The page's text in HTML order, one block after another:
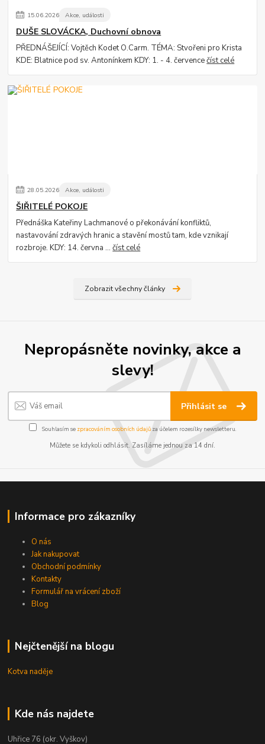
15.06.2026 Akce, události
DUŠE SLOVÁCKA, Duchovní obnova
PŘEDNÁŠEJÍCÍ: Vojtěch Kodet O.Carm. TÉMA: Stvořeni pro Krista
KDE: Blatnice pod sv. Antonínkem KDY: 1. - 4. červencečíst celé
28.05.2026 Akce, události
ŠIŘITELÉ POKOJE
Přednáška Kateřiny Lachmanové o překonávání konfliktů,
nastavování zdravých hranic a stavění mostů tam, kde vznikají
rozbroje. KDY: 14. června ...číst celé
Zobrazit všechny články
Nepropásněte novinky, akce a
slevy!
Přihlásit se
Souhlasím se zpracováním osobních údajůza účelem rozesílky newsletteru.
Můžete se kdykoli odhlásit. Zasíláme jednou za 14 dní.
Informace pro zákazníky
O nás
Jak nakupovat
Obchodní podmínky
Kontakty
Formulář na vrácení zboží
Blog
Nejčtenější na blogu
Kotva naděje
Kde nás najdete
Uhřice 76 (okr. Vyškov)